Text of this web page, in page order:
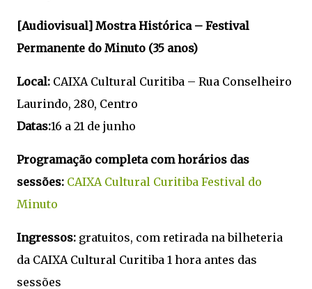
[Audiovisual] Mostra Histórica – Festival
Permanente do Minuto (35 anos)
Local: CAIXA Cultural Curitiba – Rua Conselheiro
Laurindo, 280, Centro
Datas:16 a 21 de junho
Programação completa com horários das
sessões: CAIXA Cultural Curitiba Festival do
Minuto
Ingressos: gratuitos, com retirada na bilheteria
da CAIXA Cultural Curitiba 1 hora antes das
sessões